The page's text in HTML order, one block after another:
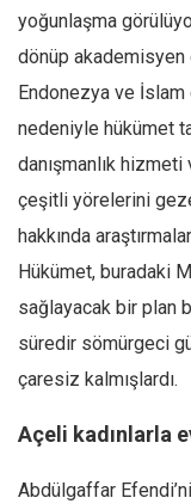
yoğunlaşma
dönüp akademisyen
Endonezya ve İslam
nedeniyle hükümet
danışmanlık
çeşitli yörelerini
hakkında
Hükümet, buradaki
sağlayacak bir plan
süredir sömürgeci
çaresiz kalmışlardı.
Açeli kadınlarla
Abdülgaffar